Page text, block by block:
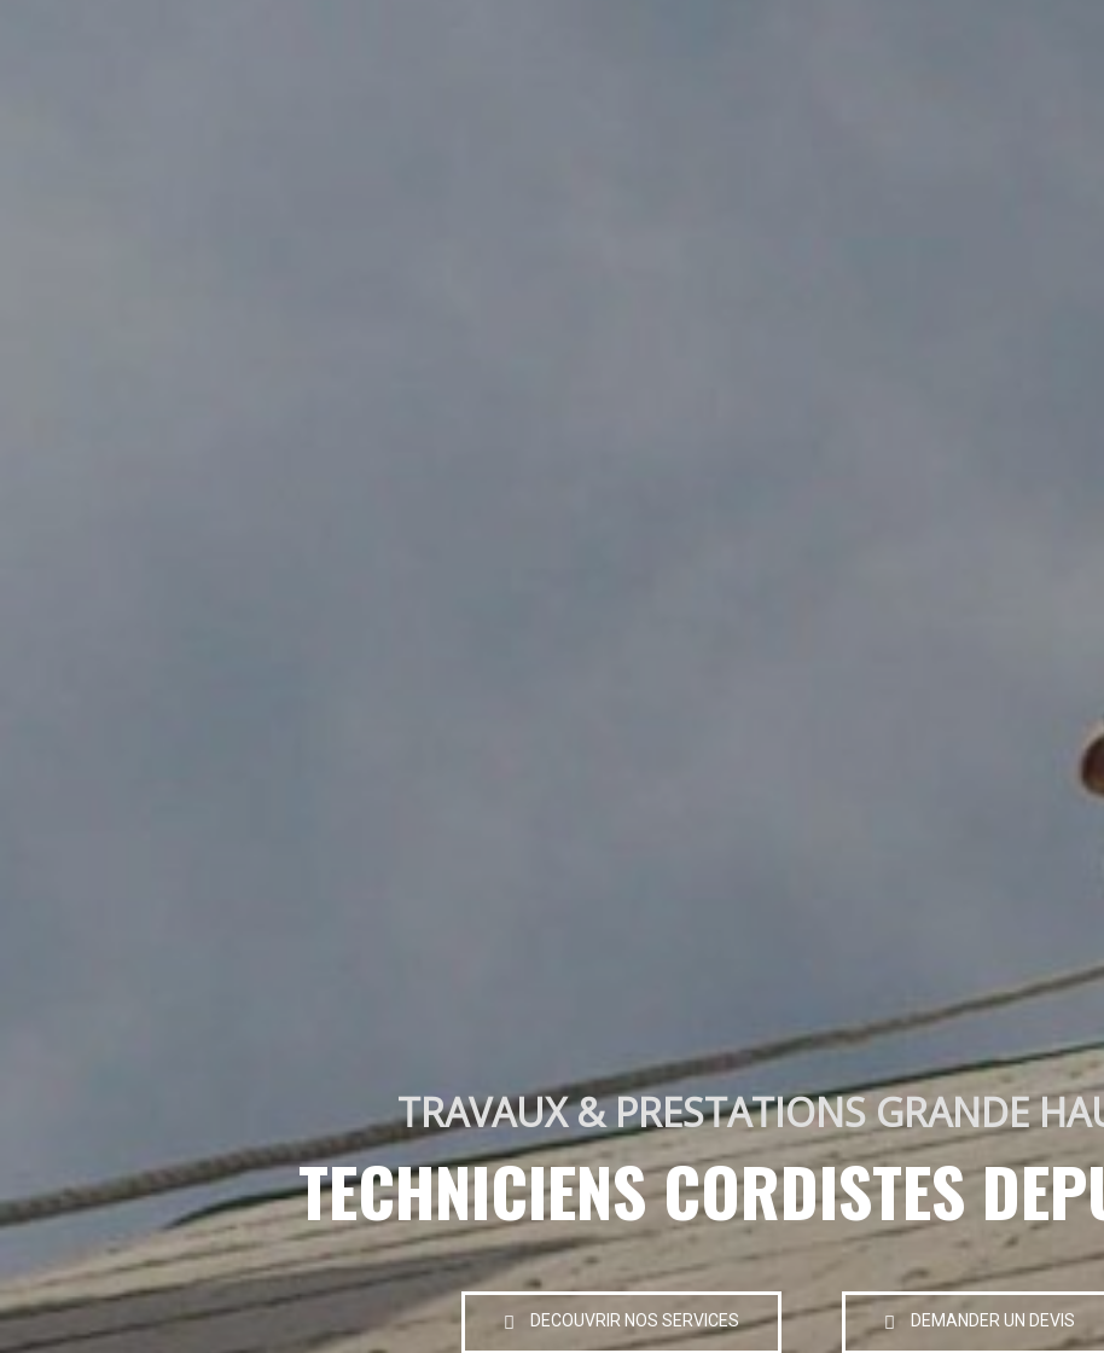
TRAVAUX & PRESTATIONS GRANDE
TECHNICIENS CORDISTES
DECOUVRIR NOS SERVICES DEMANDER UN DEVIS